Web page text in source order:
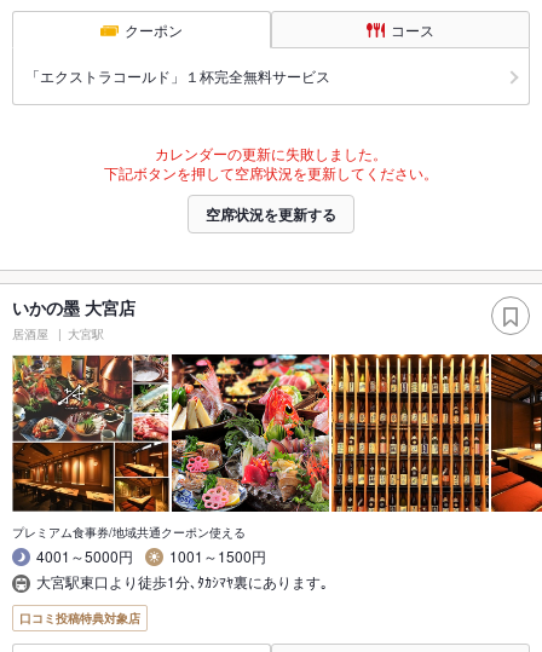
クーポン コース
「エクストラコールド」１杯完全無料サービス
カレンダーの更新に失敗しました。
下記ボタンを押して空席状況を更新してください。
空席状況を更新する
いかの墨 大宮店
居酒屋 大宮駅
プレミアム食事券/地域共通クーポン使える
4001～5000円
1001～1500円
大宮駅東口より徒歩1分､ﾀｶｼﾏﾔ裏にあります｡
口コミ投稿特典対象店